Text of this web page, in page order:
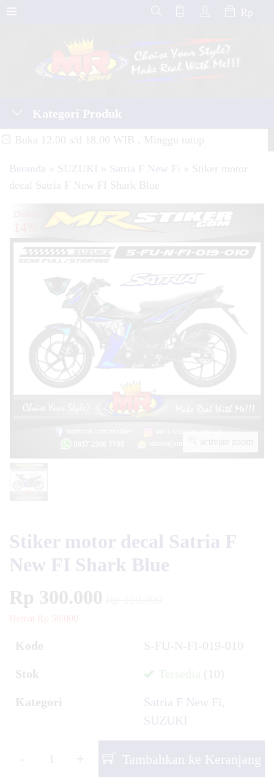
Rp
Kategori Produk
Buka 12.00 s/d 18.00 WIB , Minggu tutup
Beranda » SUZUKI » Satria F New Fi » Stiker motor
decal Satria F New FI Shark Blue
activate zoom
Stiker motor decal Satria F
New FI Shark Blue
Rp 300.000
Hemat Rp 50.000
Kode S-FU-N-FI-019-010
Stok Tersedia (10)
Kategori Satria F New Fi ,
SUZUKI
Tambahkan ke Keranjang